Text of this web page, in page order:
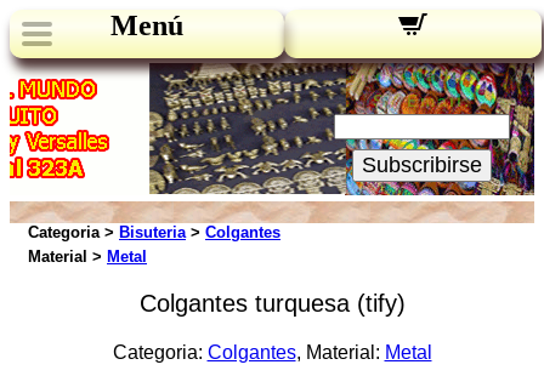
Menú
Novedades:
Su Email:
Subscribirse
Categoria > Bisuteria> Colgantes
Material > Metal
Colgantes turquesa (tify)
Categoria: Colgantes, Material: Metal